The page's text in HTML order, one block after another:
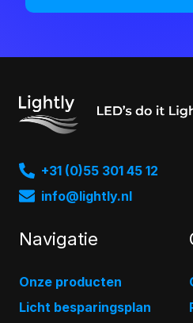
+31 (0)55 301 45 12
info@lightly.nl
Navigatie
Onze producten
Licht besparingsplan